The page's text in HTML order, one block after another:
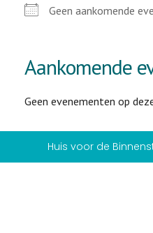
Geen aankomende
Aankomende
Geen evenementen op
Huis voor de